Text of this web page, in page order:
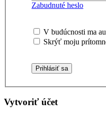
Zabudnuté heslo
V budúcnosti ma
Skrýť moju
Vytvoriť účet